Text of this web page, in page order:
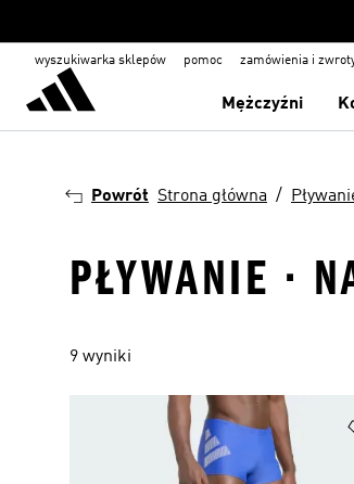
wyszukiwarka sklepów pomoc zamówienia i
Mężczyźni
Powrót Strona główna
PŁYWANIE ·
9 wyniki